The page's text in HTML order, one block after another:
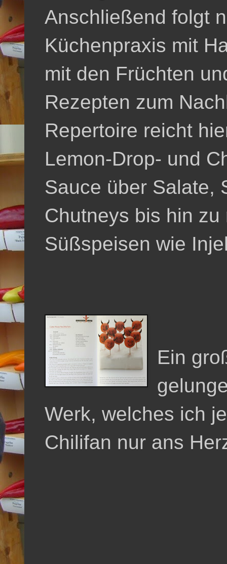
Anschließend folgt
Küchenpraxis mit
mit den Früchten
Rezepten zum
Repertoire reicht
Lemon-Drop- und
Sauce über Salate,
Chutneys bis hin zu
Süßspeisen wie
Ein
Werk, welches ich
Chilifan nur ans